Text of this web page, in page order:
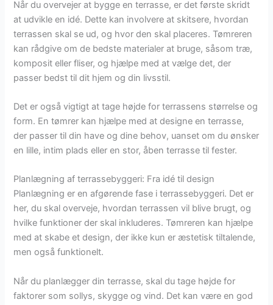
Når du overvejer at bygge en terrasse, er det første skridt
at udvikle en idé. Dette kan involvere at skitsere, hvordan
terrassen skal se ud, og hvor den skal placeres. Tømreren
kan rådgive om de bedste materialer at bruge, såsom træ,
komposit eller fliser, og hjælpe med at vælge det, der
passer bedst til dit hjem og din livsstil.
Det er også vigtigt at tage højde for terrassens størrelse og
form. En tømrer kan hjælpe med at designe en terrasse,
der passer til din have og dine behov, uanset om du ønsker
en lille, intim plads eller en stor, åben terrasse til fester.
Planlægning af terrassebyggeri: Fra idé til design
Planlægning er en afgørende fase i terrassebyggeri. Det er
her, du skal overveje, hvordan terrassen vil blive brugt, og
hvilke funktioner der skal inkluderes. Tømreren kan hjælpe
med at skabe et design, der ikke kun er æstetisk tiltalende,
men også funktionelt.
Når du planlægger din terrasse, skal du tage højde for
faktorer som sollys, skygge og vind. Det kan være en god